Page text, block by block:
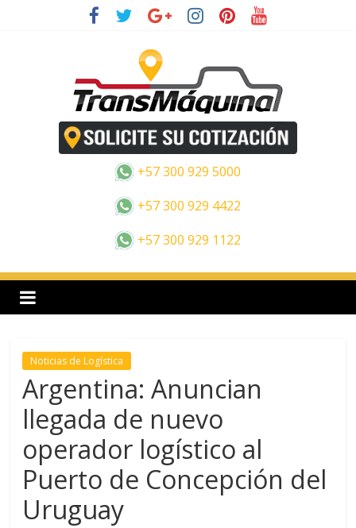
a
n
o
+57 300 929 5000
+57 300 929 4422
+57 300 929 1122
Noticias de Logística
Argentina: Anuncian
llegada de nuevo
operador logístico al
Puerto de Concepción del
Uruguay